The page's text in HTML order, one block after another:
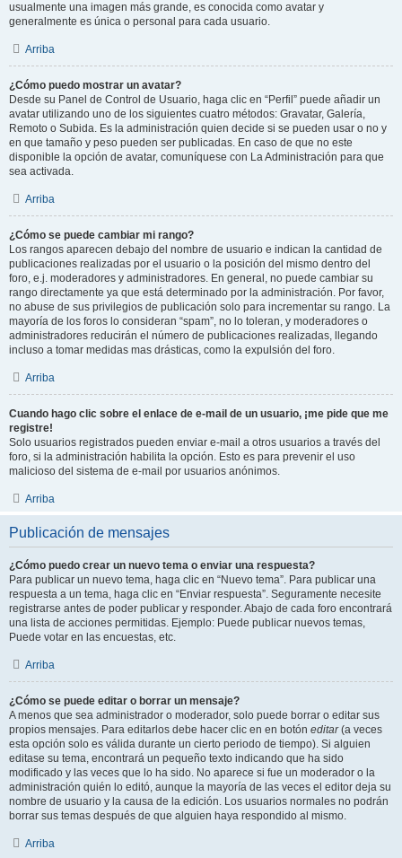
usualmente una imagen más grande, es conocida como avatar y
generalmente es única o personal para cada usuario.
Arriba
¿Cómo puedo mostrar un avatar?
Desde su Panel de Control de Usuario, haga clic en “Perfil” puede añadir un
avatar utilizando uno de los siguientes cuatro métodos: Gravatar, Galería,
Remoto o Subida. Es la administración quien decide si se pueden usar o no y
en que tamaño y peso pueden ser publicadas. En caso de que no este
disponible la opción de avatar, comuníquese con La Administración para que
sea activada.
Arriba
¿Cómo se puede cambiar mi rango?
Los rangos aparecen debajo del nombre de usuario e indican la cantidad de
publicaciones realizadas por el usuario o la posición del mismo dentro del
foro, e.j. moderadores y administradores. En general, no puede cambiar su
rango directamente ya que está determinado por la administración. Por favor,
no abuse de sus privilegios de publicación solo para incrementar su rango. La
mayoría de los foros lo consideran “spam”, no lo toleran, y moderadores o
administradores reducirán el número de publicaciones realizadas, llegando
incluso a tomar medidas mas drásticas, como la expulsión del foro.
Arriba
Cuando hago clic sobre el enlace de e-mail de un usuario, ¡me pide que me
registre!
Solo usuarios registrados pueden enviar e-mail a otros usuarios a través del
foro, si la administración habilita la opción. Esto es para prevenir el uso
malicioso del sistema de e-mail por usuarios anónimos.
Arriba
Publicación de mensajes
¿Cómo puedo crear un nuevo tema o enviar una respuesta?
Para publicar un nuevo tema, haga clic en “Nuevo tema”. Para publicar una
respuesta a un tema, haga clic en “Enviar respuesta”. Seguramente necesite
registrarse antes de poder publicar y responder. Abajo de cada foro encontrará
una lista de acciones permitidas. Ejemplo: Puede publicar nuevos temas,
Puede votar en las encuestas, etc.
Arriba
¿Cómo se puede editar o borrar un mensaje?
A menos que sea administrador o moderador, solo puede borrar o editar sus
propios mensajes. Para editarlos debe hacer clic en en botón editar(a veces
esta opción solo es válida durante un cierto periodo de tiempo). Si alguien
editase su tema, encontrará un pequeño texto indicando que ha sido
modificado y las veces que lo ha sido. No aparece si fue un moderador o la
administración quién lo editó, aunque la mayoría de las veces el editor deja su
nombre de usuario y la causa de la edición. Los usuarios normales no podrán
borrar sus temas después de que alguien haya respondido al mismo.
Arriba